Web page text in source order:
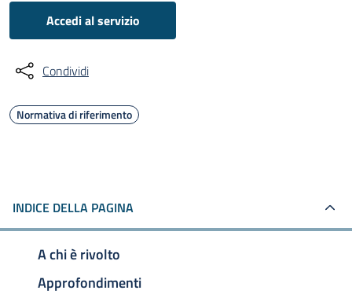
Accedi al servizio
Condividi
Normativa di riferimento
INDICE DELLA PAGINA
A chi è rivolto
Approfondimenti